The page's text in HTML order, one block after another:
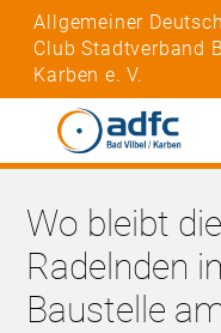
Allgemeiner
Club Stadtverband
Karben e. V.
Wo bleibt
Radelnden
Baustelle